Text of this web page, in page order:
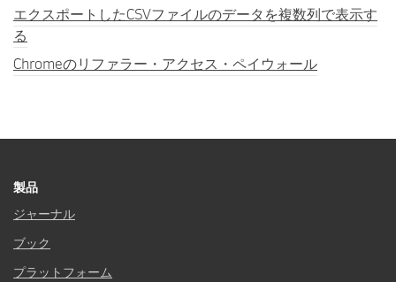
エクスポートしたCSVファイルのデータを複数列で表示す
る
Chromeのリファラー・アクセス・ペイウォール
製品
ジャーナル
ブック
プラットフォーム